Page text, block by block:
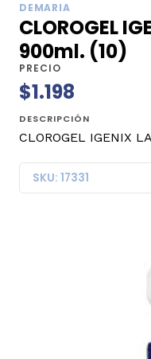
DEMARIA
CLOROGEL
900ml. (10)
PRECIO
$1.198
DESCRIPCIÓN
CLOROGEL IGENIX
SKU: 17331